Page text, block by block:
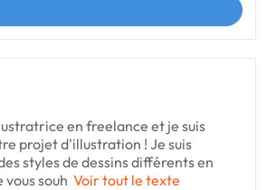
en freelance et je suis
projet d'illustration ! Je suis
styles de dessins différents en
souh Voir tout le texte